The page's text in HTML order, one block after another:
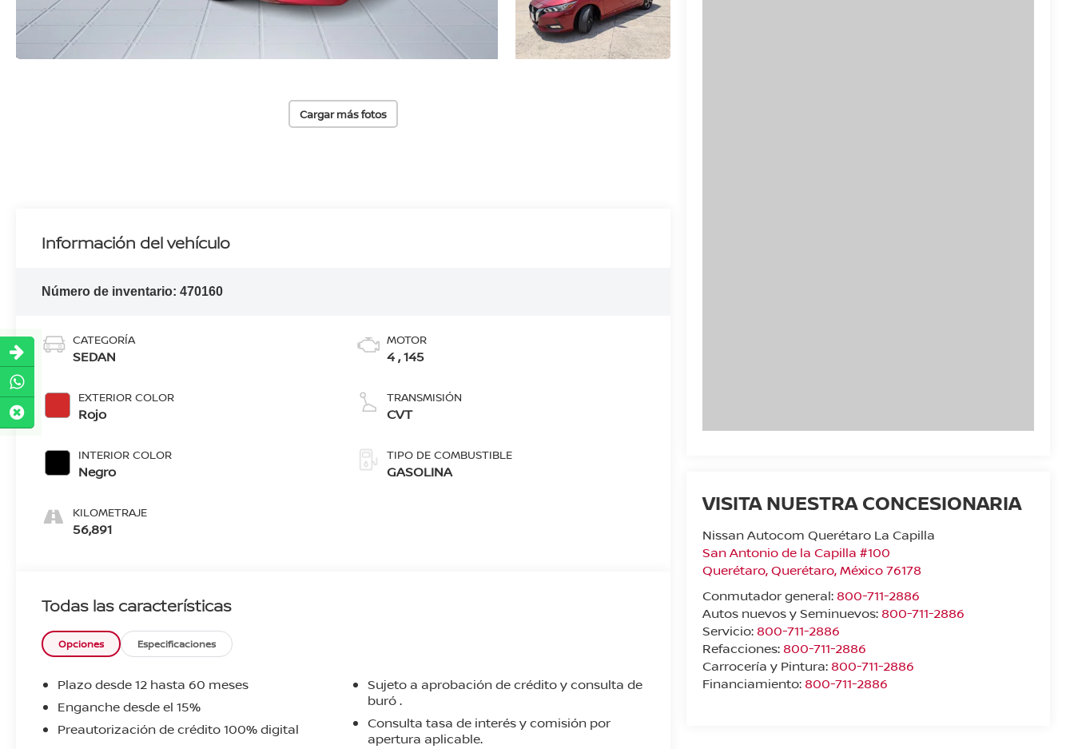
Cargar más fotos
VISITA NUESTRA CONCESIONARIA
Nissan Autocom Querétaro La Capilla
San Antonio de la Capilla #100
Querétaro,Querétaro, México76178
Conmutador general: 800-711-2886
Autos nuevos y Seminuevos: 800-711-2886
Servicio: 800-711-2886
Refacciones: 800-711-2886
Carrocería y Pintura: 800-711-2886
Financiamiento: 800-711-2886
Información del vehículo
Número de inventario:470160
CATEGORÍA
SEDAN
EXTERIOR COLOR
Rojo
INTERIOR COLOR
Negro
KILOMETRAJE
56,891
MOTOR
4 , 145
TRANSMISIÓN
CVT
TIPO DE COMBUSTIBLE
GASOLINA
Todas las características
Opciones Especificaciones
Plazo desde 12 hasta 60 meses
Enganche desde el 15%
Preautorización de crédito 100% digital
Sujeto a aprobación de crédito y consulta de
buró .
Consulta tasa de interés y comisión por
apertura aplicable.